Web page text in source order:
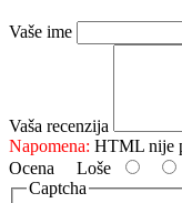
Vaše ime
Vaša recenzija
Napomena: HTML nije
Ocena Loše
Captcha